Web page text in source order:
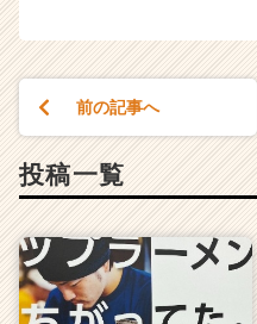
前の記事へ
投稿一覧